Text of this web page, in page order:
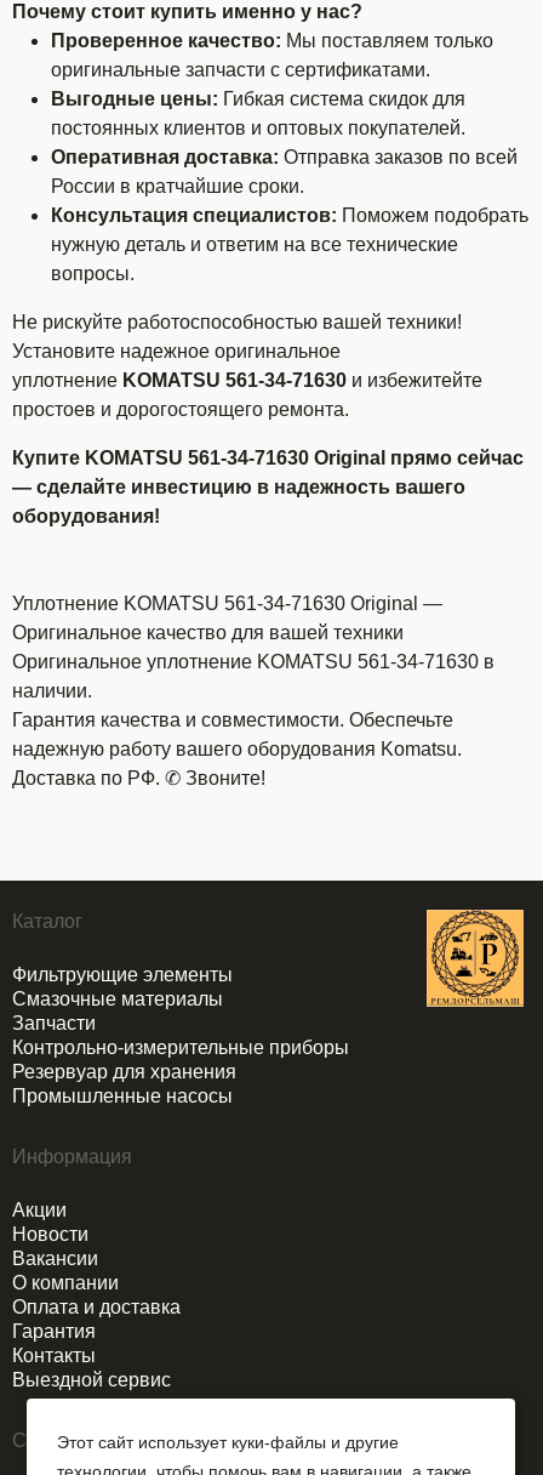
Почему стоит купить именно у нас?
Проверенное качество: Мы поставляем только
оригинальные запчасти с сертификатами.
Выгодные цены: Гибкая система скидок для
постоянных клиентов и оптовых покупателей.
Оперативная доставка: Отправка заказов по всей
России в кратчайшие сроки.
Консультация специалистов: Поможем подобрать
нужную деталь и ответим на все технические
вопросы.
Не рискуйте работоспособностью вашей техники!
Установите надежное оригинальное
уплотнение KOMATSU 561-34-71630 и избежитейте
простоев и дорогостоящего ремонта.
Купите KOMATSU 561-34-71630 Original прямо сейчас
— сделайте инвестицию в надежность вашего
оборудования!
Уплотнение KOMATSU 561-34-71630 Original —
Оригинальное качество для вашей техники
Оригинальное уплотнение KOMATSU 561-34-71630 в
наличии.
Гарантия качества и совместимости. Обеспечьте
надежную работу вашего оборудования Komatsu.
Доставка по РФ. ✆ Звоните!
Каталог
Фильтрующие элементы
Смазочные материалы
Запчасти
Контрольно-измерительные приборы
Резервуар для хранения
Промышленные насосы
Информация
Акции
Новости
Вакансии
О компании
Оплата и доставка
Гарантия
Контакты
Выездной сервис
СвязатьсяЭтот сайт использует куки-файлы и другие